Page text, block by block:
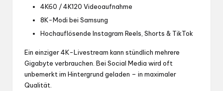
4K60 / 4K120 Videoaufnahme
8K-Modi bei Samsung
Hochauflösende Instagram Reels, Shorts & TikTok
Ein einziger 4K-Livestream kann stündlich mehrere
Gigabyte verbrauchen. Bei Social Media wird oft
unbemerkt im Hintergrund geladen – in maximaler
Qualität.